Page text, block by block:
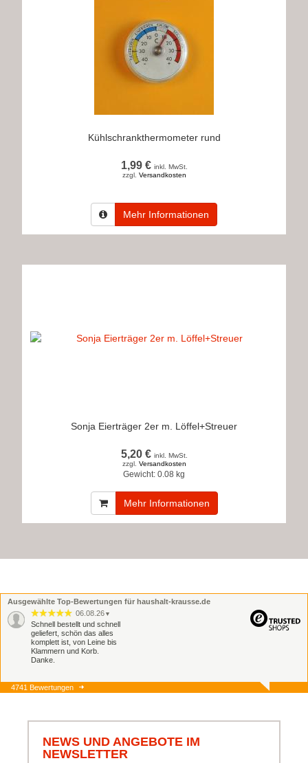
Kühlschrankthermometer rund
1,99 € inkl. MwSt.
zzgl. Versandkosten
Mehr Informationen
Sonja Eierträger 2er m. Löffel+Streuer
5,20 € inkl. MwSt.
zzgl. Versandkosten
Gewicht: 0.08 kg
Mehr Informationen
Ausgewählte Top-Bewertungen für haushalt-krausse.de
06.08.26 ▼
Schnell bestellt und schnell
geliefert, schön das alles
komplett ist, von Leine bis
Klammern und Korb.
Danke.
06.08.26 ▼
4741 Bewertungen
NEWS UND ANGEBOTE IM
NEWSLETTER